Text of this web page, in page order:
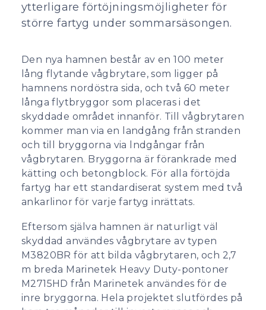
ytterligare förtöjningsmöjligheter för
större fartyg under sommarsäsongen.
Den nya hamnen består av en 100 meter
lång flytande vågbrytare, som ligger på
hamnens nordöstra sida, och två 60 meter
långa flytbryggor som placeras i det
skyddade området innanför. Till vågbrytaren
kommer man via en landgång från stranden
och till bryggorna via lndgångar från
vågbrytaren. Bryggorna är förankrade med
kätting och betongblock. För alla förtöjda
fartyg har ett standardiserat system med två
ankarlinor för varje fartyg inrättats.
Eftersom själva hamnen är naturligt väl
skyddad användes vågbrytare av typen
M3820BR för att bilda vågbrytaren, och 2,7
m breda Marinetek Heavy Duty-pontoner
M2715HD från Marinetek användes för de
inre bryggorna. Hela projektet slutfördes på